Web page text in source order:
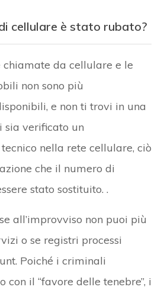
cellulare è stato rubato?
chiamate da cellulare e le
non sono più
e non ti trovi in una
sia verificato un
nella rete cellulare, ciò
che il numero di
stato sostituito. .
all’improvviso non puoi più
o se registri processi
Poiché i criminali
con il “favore delle tenebre”, i